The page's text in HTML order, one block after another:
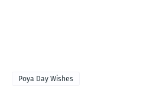
Poya Day Wishes